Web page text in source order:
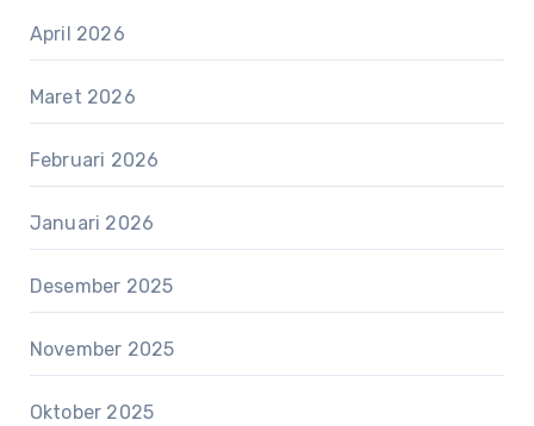
April 2026
Maret 2026
Februari 2026
Januari 2026
Desember 2025
November 2025
Oktober 2025